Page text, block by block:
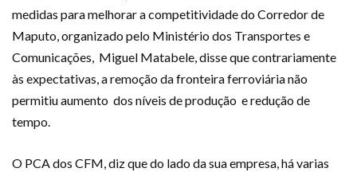
medidas para melhorar a competitividade do Corredor de
Maputo, organizado pelo Ministério dos Transportes e
Comunicações, Miguel Matabele, disse que contrariamente
às expectativas, a remoção da fronteira ferroviária não
permitiu aumento dos níveis de produção e redução de
tempo.
O PCA dos CFM, diz que do lado da sua empresa, há varias